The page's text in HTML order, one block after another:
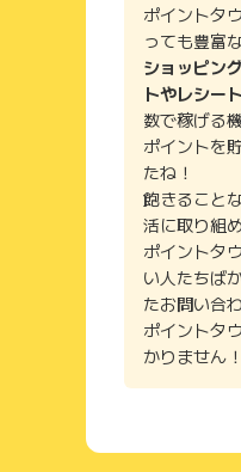
ポイントタ
っても豊富
ショッピン
トやレシート
数で稼げる
ポイントを
たね！
飽きること
活に取り組
ポイントタ
い人たちば
たお問い合
ポイントタ
かりません！